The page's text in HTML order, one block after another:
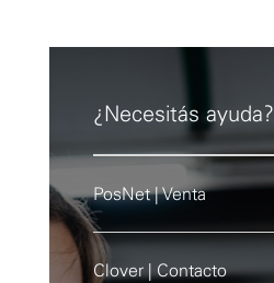
¿Necesitás ayuda?
PosNet | Venta
Clover | Contacto